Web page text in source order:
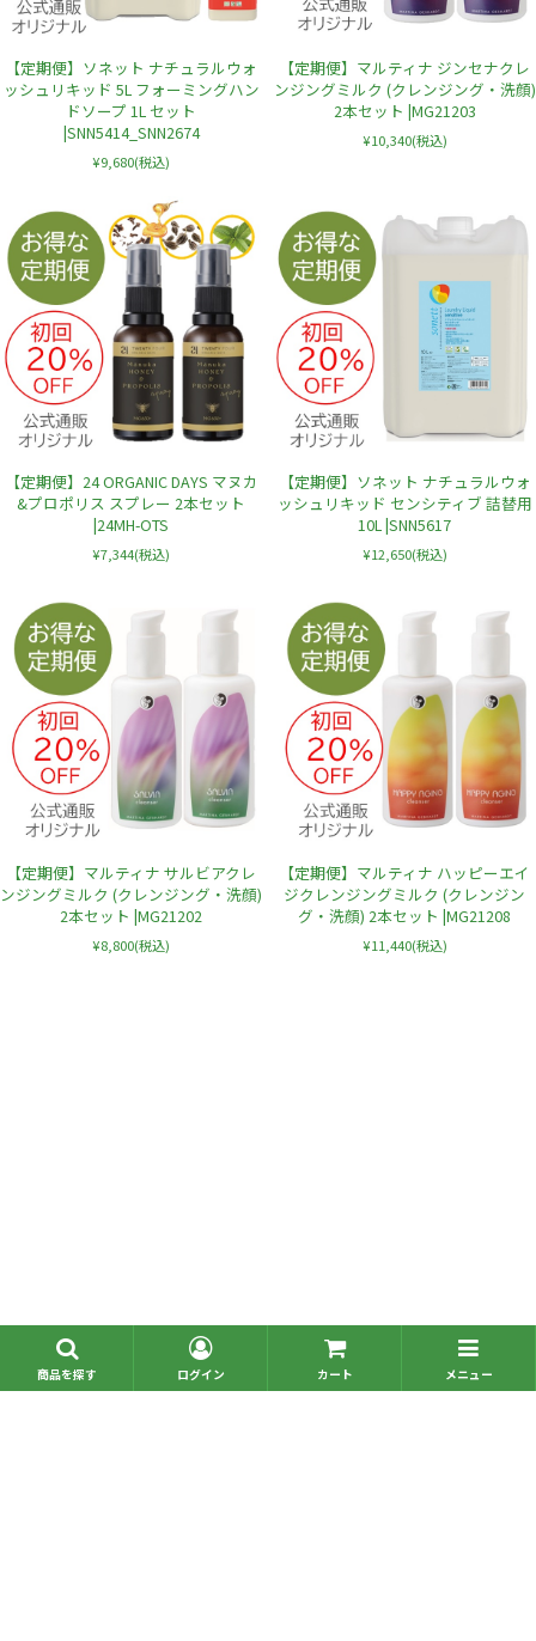
【定期便】ソネット ナチュラルウォ
ッシュリキッド 5L フォーミングハン
ドソープ 1L セット
|SNN5414_SNN2674
¥9,680(税込)
【定期便】マルティナ ジンセナクレ
ンジングミルク (クレンジング・洗顔)
2本セット |MG21203
¥10,340(税込)
【定期便】24 ORGANIC DAYS マヌカ
&プロポリス スプレー 2本セット
|24MH-OTS
¥7,344(税込)
【定期便】ソネット ナチュラルウォ
ッシュリキッド センシティブ 詰替用
10L |SNN5617
¥12,650(税込)
【定期便】マルティナ サルビアクレ
ンジングミルク (クレンジング・洗顔)
2本セット |MG21202
¥8,800(税込)
【定期便】マルティナ ハッピーエイ
ジクレンジングミルク (クレンジン
グ・洗顔) 2本セット |MG21208
¥11,440(税込)